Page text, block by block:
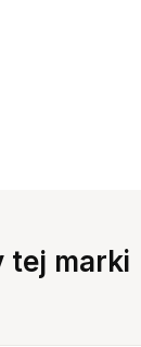
tej marki